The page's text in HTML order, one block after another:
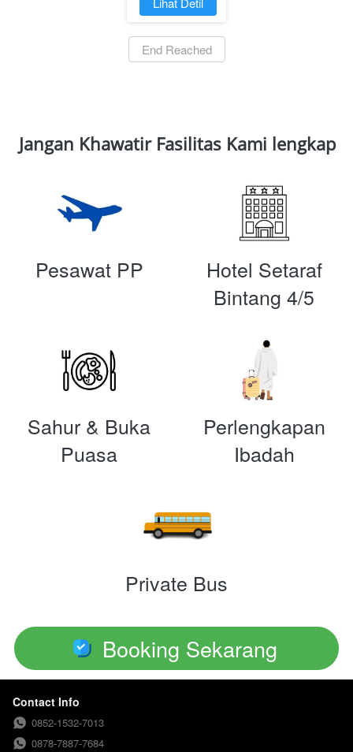
`End Reached
Jangan Khawatir Fasilitas Kami lengkap
Pesawat PP
Hotel Setaraf
Bintang 4/5
Sahur & Buka
Puasa
Perlengkapan
Ibadah
Private Bus
` Booking Sekarang
Contact Info
0852-1532-7013
0878-7887-7684